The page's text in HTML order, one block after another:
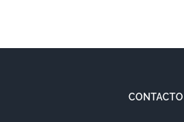
CONTACTO